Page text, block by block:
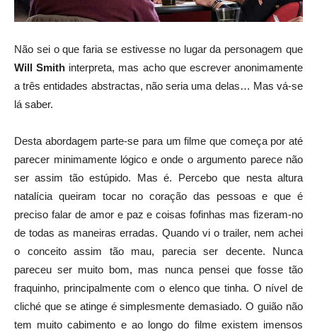
Não sei o que faria se estivesse no lugar da personagem que
Will Smith interpreta, mas acho que escrever anonimamente
a três entidades abstractas, não seria uma delas… Mas vá-se
lá saber.
Desta abordagem parte-se para um filme que começa por até
parecer minimamente lógico e onde o argumento parece não
ser assim tão estúpido. Mas é. Percebo que nesta altura
natalícia queiram tocar no coração das pessoas e que é
preciso falar de amor e paz e coisas fofinhas mas fizeram-no
de todas as maneiras erradas. Quando vi o trailer, nem achei
o conceito assim tão mau, parecia ser decente. Nunca
pareceu ser muito bom, mas nunca pensei que fosse tão
fraquinho, principalmente com o elenco que tinha. O nível de
cliché que se atinge é simplesmente demasiado. O guião não
tem muito cabimento e ao longo do filme existem imensos